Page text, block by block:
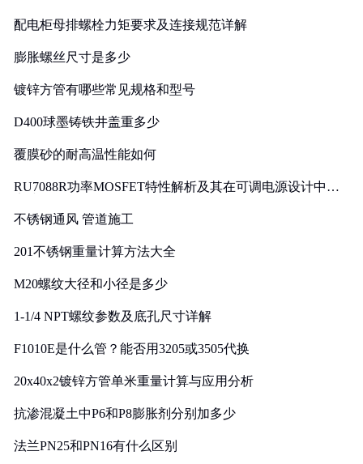
配电柜母排螺栓力矩要求及连接规范详解
膨胀螺丝尺寸是多少
镀锌方管有哪些常见规格和型号
D400球墨铸铁井盖重多少
覆膜砂的耐高温性能如何
RU7088R功率MOSFET特性解析及其在可调电源设计中的
不锈钢通风 管道施工
201不锈钢重量计算方法大全
M20螺纹大径和小径是多少
1-1/4 NPT螺纹参数及底孔尺寸详解
F1010E是什么管？能否用3205或3505代换
20x40x2镀锌方管单米重量计算与应用分析
抗渗混凝土中P6和P8膨胀剂分别加多少
法兰PN25和PN16有什么区别